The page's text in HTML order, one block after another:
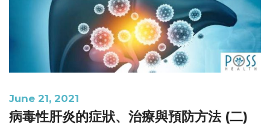
June 21, 2021
病毒性肝炎的症狀、治療與預防方法 (二)